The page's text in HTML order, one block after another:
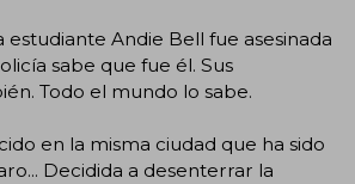
estudiante Andie Bell fue asesinada
sabe que fue él. Sus
Todo el mundo lo sabe.
en la misma ciudad que ha sido
Decidida a desenterrar la